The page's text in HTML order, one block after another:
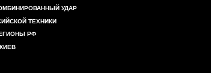
УДАР
ТЕХНИКИ
РФ